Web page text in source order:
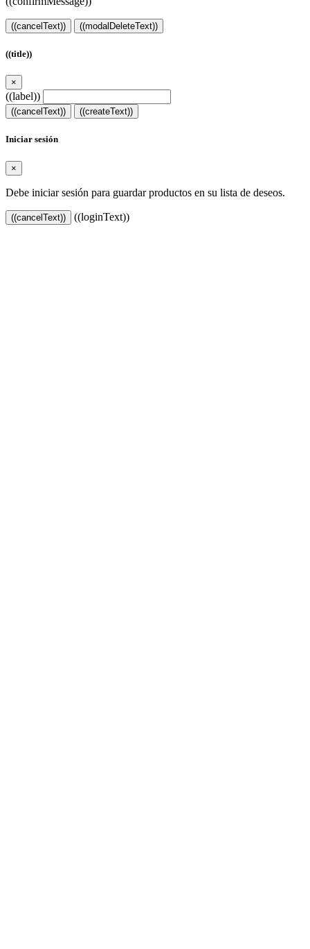
((cancelText)) ((modalDeleteText))
((title))
×
((label))
((cancelText)) ((createText))
Iniciar sesión
×
Debe iniciar sesión para guardar productos en su lista de deseos.
((cancelText)) ((loginText))